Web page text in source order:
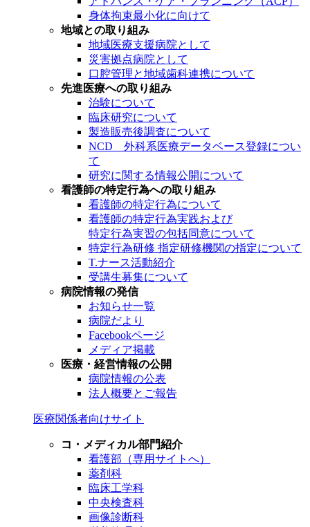
身体拘束最小化に向けて
地域との取り組み
地域医療支援病院として
災害拠点病院として
口腔管理と地域歯科連携について
先進医療への取り組み
治験について
臨床研究について
製造販売後調査について
NCD 外科系医療データベース登録につい
て
研究に関する情報公開について
看護師の特定行為への取り組み
看護師の特定行為について
看護師の特定行為実践および
特定行為実習の包括同意について
特定行為研修 指定研修機関の指定について
T.ナース活動紹介
受講生募集について
病院情報の発信
お知らせ一覧
病院だより
Facebookページ
メディア掲載
医療・経営情報の公開
病院情報の公表
法人概要とご報告
医療関係者向けサイト
コ・メディカル部門紹介
看護部（専用サイトへ）
薬剤科
臨床工学科
中央検査科
画像診断科